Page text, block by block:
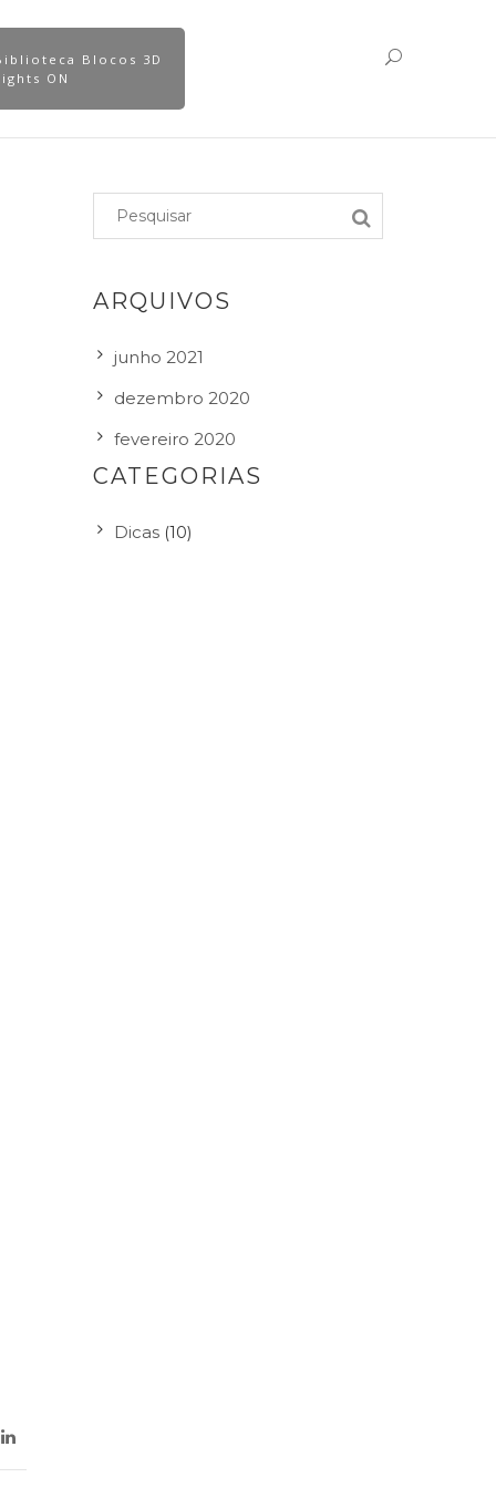
Blocos 3D
ON
ARQUIVOS
junho 2021
dezembro 2020
fevereiro 2020
CATEGORIAS
Dicas(10)